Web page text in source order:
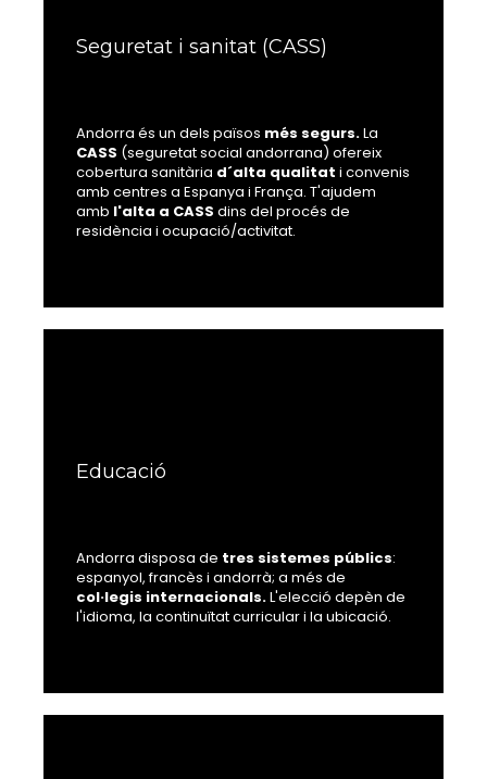
Seguretat i sanitat (CASS)
Andorra és un dels països més segurs.La
CASS (seguretat social andorrana) ofereix
cobertura sanitària d´alta qualitat i convenis
amb centres a Espanya i França. T'ajudem
amb l'alta a CASS dins del procés de
residència i ocupació/activitat.
Educació
Andorra disposa de tres sistemes públics:
espanyol, francès i andorrà; a més de
col·legis internacionals.L'elecció depèn de
l'idioma, la continuïtat curricular i la ubicació.